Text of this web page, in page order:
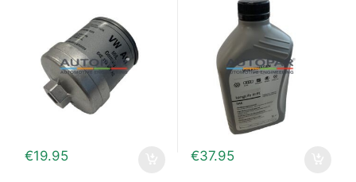
€19.95 €37.95